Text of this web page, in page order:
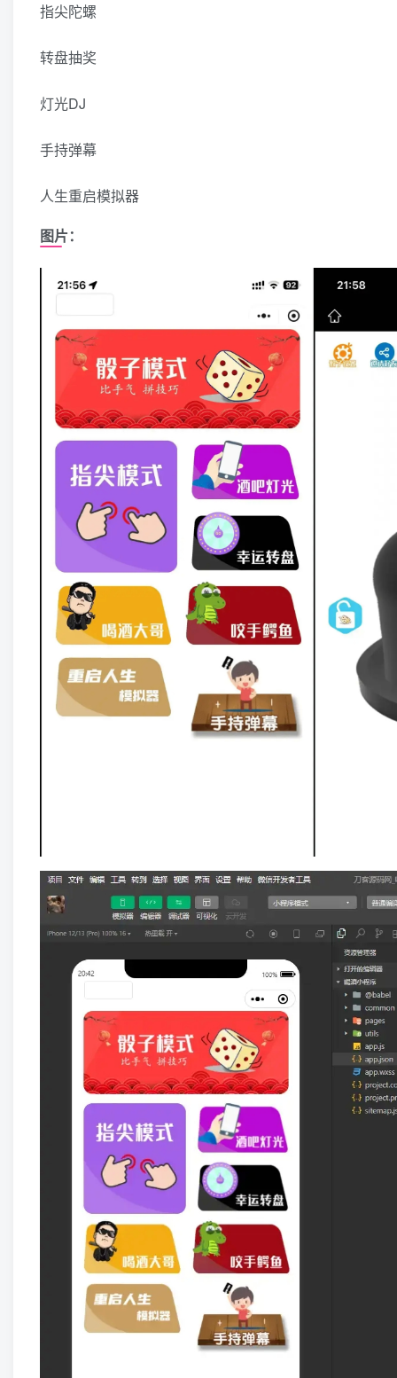
指尖陀螺
转盘抽奖
灯光DJ
手持弹幕
人生重启模拟器
图片：